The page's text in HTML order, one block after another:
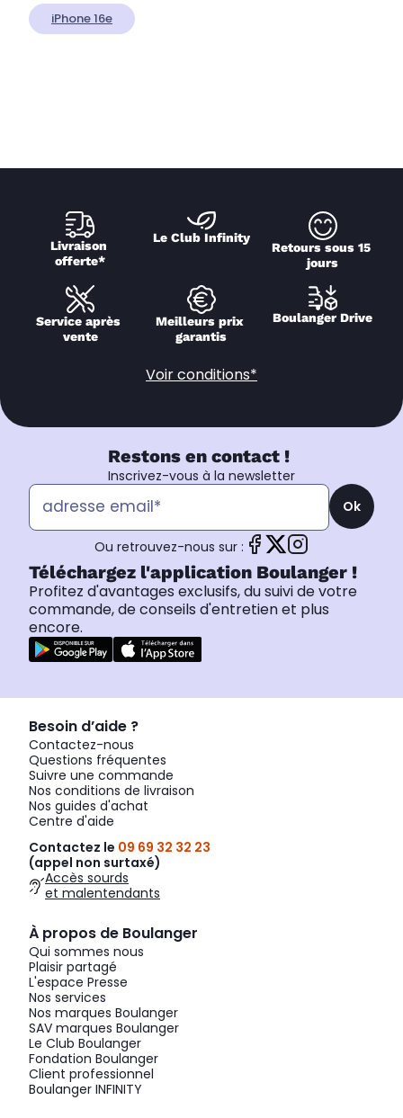
iPhone 16e
Livraison
offerte*
Le Club Infinity
Retours sous 15
jours
Service après
vente
Meilleurs prix
garantis
Boulanger Drive
Voir conditions*
Restons en contact !
Inscrivez-vous à la newsletter
Ok
Ou retrouvez-nous sur :
Téléchargez l'application Boulanger !
Profitez d'avantages exclusifs, du suivi de votre
commande, de conseils d'entretien et plus
encore.
Besoin d’aide ?
Contactez-nous
Questions fréquentes
Suivre une commande
Nos conditions de livraison
Nos guides d'achat
Centre d'aide
Contactez le 09 69 32 32 23
(appel non surtaxé)
Accès sourds
et malentendants
À propos de Boulanger
Qui sommes nous
Plaisir partagé
L'espace Presse
Nos services
Nos marques Boulanger
SAV marques Boulanger
Le Club Boulanger
Fondation Boulanger
Client professionnel
Boulanger INFINITY